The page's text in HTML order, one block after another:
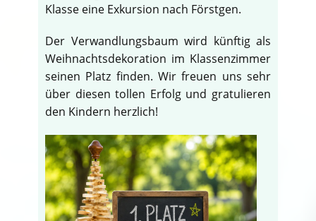
Klasse eine Exkursion nach Förstgen.
Der Verwandlungsbaum wird künftig als
Weihnachtsdekoration im Klassenzimmer
seinen Platz finden. Wir freuen uns sehr
über diesen tollen Erfolg und gratulieren
den Kindern herzlich!